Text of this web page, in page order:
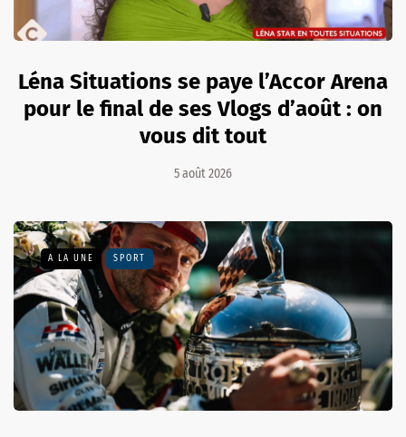
Léna Situations se paye l’Accor Arena
pour le final de ses Vlogs d’août : on
vous dit tout
5 août 2026
A LA UNE SPORT